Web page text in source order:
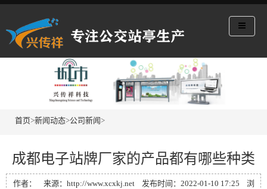
首页>新闻动态>公司新闻>
成都电子站牌厂家的产品都有哪些种类
作者： 来源：http://www.xcxkj.net 发布时间：2022-01-10 17:25 浏